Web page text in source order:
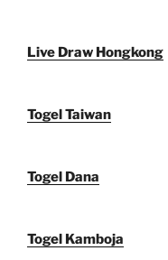
Live Draw Hongkong
Togel Taiwan
Togel Dana
Togel Kamboja